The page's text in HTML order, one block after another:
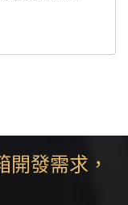
發需求，